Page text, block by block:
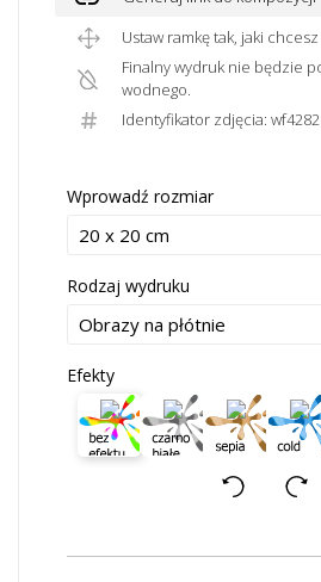
Ustaw ramkę tak, jaki
Finalny wydruk nie będzie
wodnego.
Identyfikator zdjęcia: wf4282
Wprowadź rozmiar
Rodzaj wydruku
Efekty